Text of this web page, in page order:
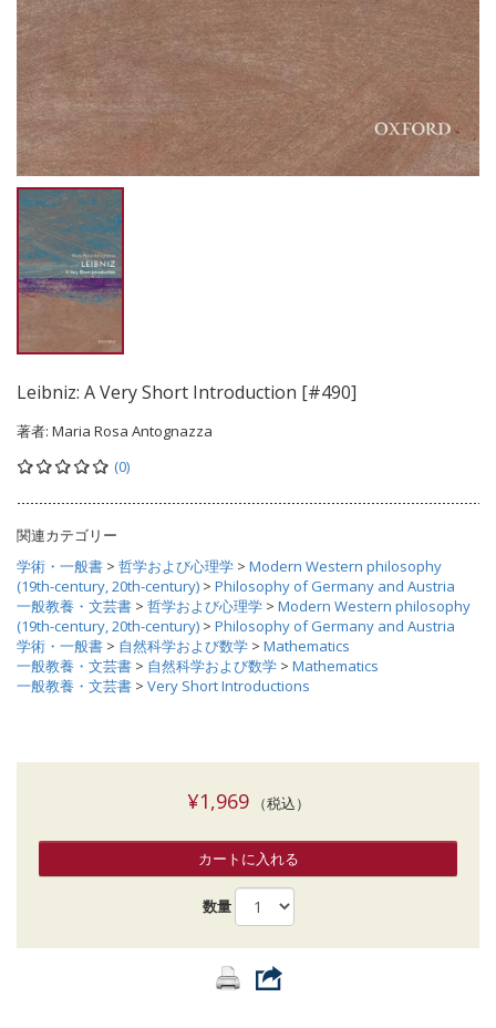
Leibniz: A Very Short Introduction [#490]
著者: Maria Rosa Antognazza
(0)
関連カテゴリー
学術・一般書 > 哲学および心理学 > Modern Western philosophy
(19th-century, 20th-century) > Philosophy of Germany and Austria
一般教養・文芸書 > 哲学および心理学 > Modern Western philosophy
(19th-century, 20th-century) > Philosophy of Germany and Austria
学術・一般書 > 自然科学および数学 > Mathematics
一般教養・文芸書 > 自然科学および数学 > Mathematics
一般教養・文芸書 > Very Short Introductions
¥1,969（税込）
カートに入れる
数量